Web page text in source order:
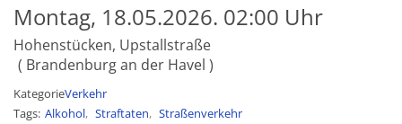
Montag, 18.05.2026. 02:00 Uhr
Hohenstücken, Upstallstraße
Brandenburg an der Havel
KategorieVerkehr
Tags Alkohol Straftaten
Straßenverkehr